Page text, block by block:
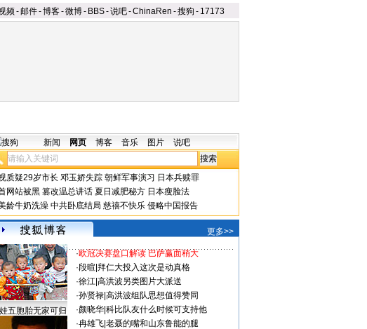
频-邮件-博客-微博- BBS-说吧-ChinaRen -搜狗 - 17173
新闻 网页 博客 音乐 图片 说吧
质疑29岁市长 邓玉娇失踪 朝鲜军事演习 日本兵赎罪
网站被黑 篡改温总讲话 夏日减肥秘方 日本瘦脸法
龄牛奶洗澡 中共卧底结局 慈禧不快乐 侵略中国报告
更多>>
五胞胎无家可归
·欧冠决赛盘口解读 巴萨赢面稍大
·段暄 拜仁大投入这次是动真格
·徐江| 高洪波另类图片大派送
·孙贤禄| 高洪波组队思想值得赞同
·颜晓华| 科比队友什么时候可支持他
·冉雄飞| 老聂的嘴和山东鲁能的腿